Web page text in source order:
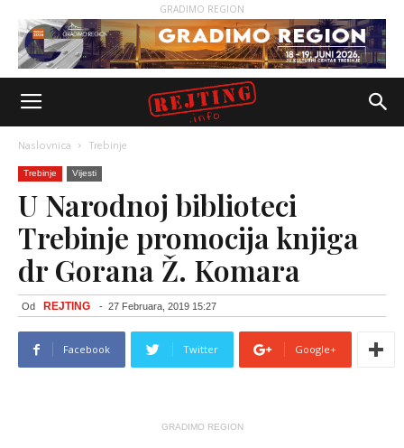
GRADIMO REGION
Naslovnica Trebinje
Trebinje Vijesti
U Narodnoj biblioteci
Trebinje promocija knjiga
dr Gorana Ž. Komara
Od REJTING - 27 Februara, 2019 15:27
Facebook Twitter Google+
GRADIMO REGION